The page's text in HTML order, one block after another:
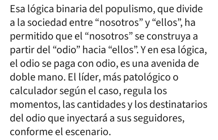
Esa lógica binaria del populismo, que divide
a la sociedad entre “nosotros” y “ellos”, ha
permitido que el “nosotros” se construya a
partir del “odio” hacia “ellos”. Y en esa lógica,
el odio se paga con odio, es una avenida de
doble mano. El líder, más patológico o
calculador según el caso, regula los
momentos, las cantidades y los destinatarios
del odio que inyectará a sus seguidores,
conforme el escenario.